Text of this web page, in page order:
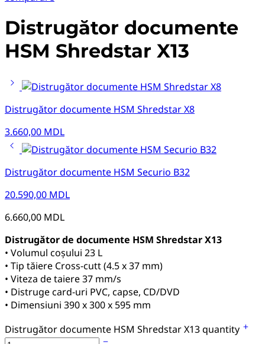
Distrugător documente
HSM Shredstar X13
Distrugător documente HSM Shredstar X8
3.660,00 MDL
Distrugător documente HSM Securio B32
20.590,00 MDL
6.660,00 MDL
Distrugător de documente HSM Shredstar X13
• Volumul coșului 23 L
• Tip tăiere Cross-cutt (4.5 x 37 mm)
• Viteza de taiere 37 mm/s
• Distruge card-uri PVC, capse, CD/DVD
• Dimensiuni 390 x 300 x 595 mm
Distrugător documente HSM Shredstar X13 quantity